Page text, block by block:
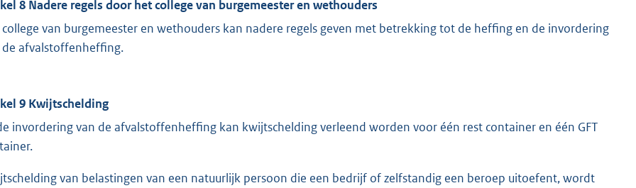
8 Nadere regels door het college van burgemeester en wethouders
van burgemeester en wethouders kan nadere regels geven met betrekking tot de heffing en de invordering
de afvalstoffenheffing.
9 Kwijtschelding
invordering van de afvalstoffenheffing kan kwijtschelding verleend worden voor één rest container en één GFT
van belastingen van een natuurlijk persoon die een bedrijf of zelfstandig een beroep uitoefent, wordt